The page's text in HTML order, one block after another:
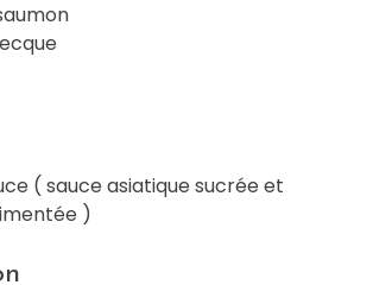
( sauce asiatique sucrée et
)